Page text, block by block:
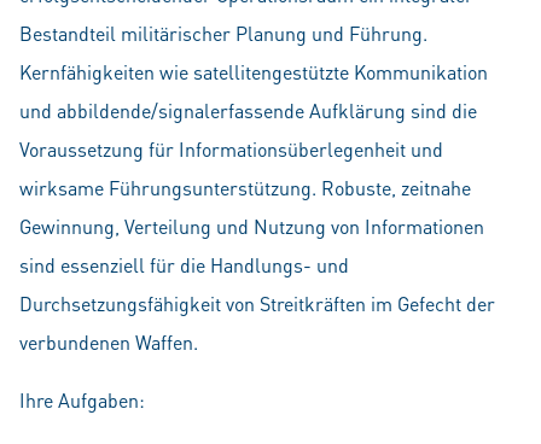
Bestandteil militärischer Planung und Führung.
Kernfähigkeiten wie satellitengestützte Kommunikation
und abbildende/signalerfassende Aufklärung sind die
Voraussetzung für Informationsüberlegenheit und
wirksame Führungsunterstützung. Robuste, zeitnahe
Gewinnung, Verteilung und Nutzung von Informationen
sind essenziell für die Handlungs- und
Durchsetzungsfähigkeit von Streitkräften im Gefecht der
verbundenen Waffen.
Ihre Aufgaben: